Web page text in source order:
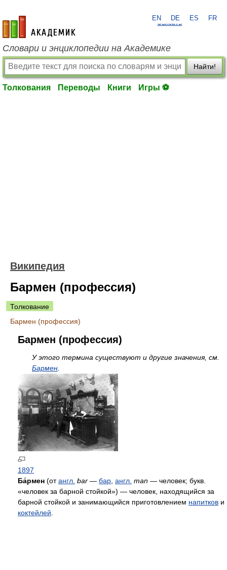
academic.ru
EN DE ES FR
Словари и энциклопедии на Академике
Найти!
Толкования Переводы Книги Игры ⚽
Википедия
Бармен (профессия)
Толкование
Бармен (профессия)
Бармен (профессия)
У этого термина существуют и другие значения, см.
Бармен
1897
Ба́рмен (отангл. bar — бар, англ. man — человек; букв.
«человек за барной стойкой») — человек, находящийся за
барной стойкой и занимающийся приготовлением напитков и
коктейлей.
Связать